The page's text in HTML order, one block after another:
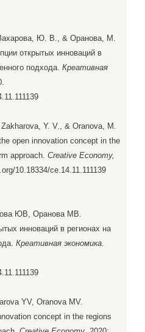
Ю. В., & Оранова, М.
открытых инноваций в
подхода. Креативная
Y. V., & Oranova, M.
open innovation concept in the
approach. Creative Economy,
10.18334/ce.14.11.111139
ЮВ, Оранова МВ.
инноваций в регионах на
Креативная экономика.
YV, Oranova MV.
concept in the regions